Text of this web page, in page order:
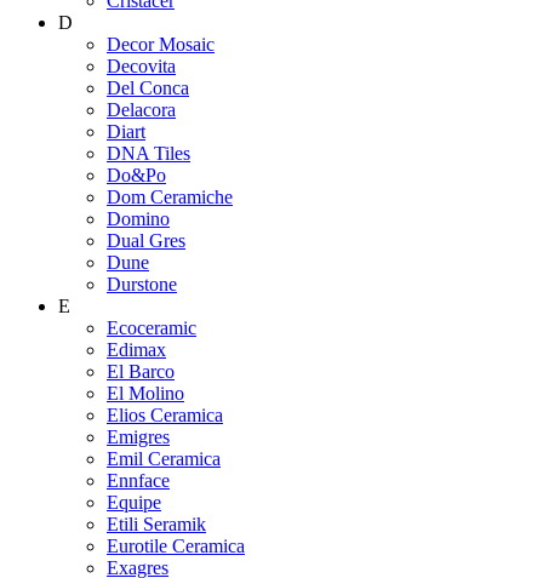
D
Decor Mosaic
Decovita
Del Conca
Delacora
Diart
DNA Tiles
Do&Po
Dom Ceramiche
Domino
Dual Gres
Dune
Durstone
E
Ecoceramic
Edimax
El Barco
El Molino
Elios Ceramica
Emigres
Emil Ceramica
Ennface
Equipe
Etili Seramik
Eurotile Ceramica
Exagres